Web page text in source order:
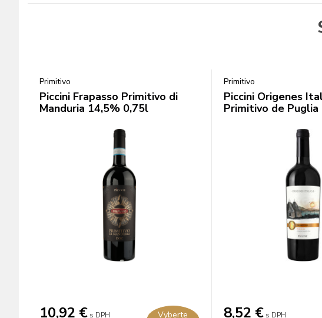
Primitivo
Piccini Frapasso Primitivo di
Manduria 14,5% 0,75l
10,92 € s DPH
Vyberte
Primitivo
Piccini Origenes
Primitivo de
8,52 € s DPH